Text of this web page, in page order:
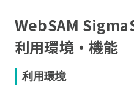
WebSAM
利用環境・機能
利用環境